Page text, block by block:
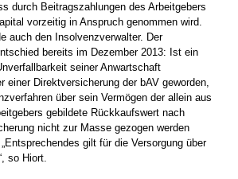
durch ­Beitragszahlungen des Arbeitgebers
vorzeitig in Anspruch genommen wird.
auch den Insolvenzverwalter. Der
bereits im Dezember 2013: Ist ein
­seiner Anwartschaft
einer Direktversicherung der bAV geworden,
über sein Vermögen der allein aus
gebildete Rückkaufswert nach
nicht zur Masse gezogen werden
gilt für die Versorgung über
so Hiort.